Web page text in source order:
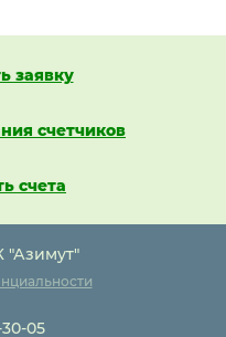
заявку
счетчиков
счета
30-05